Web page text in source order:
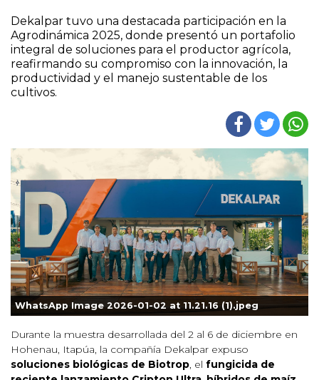
Dekalpar tuvo una destacada participación en la
Agrodinámica 2025, donde presentó un portafolio
integral de soluciones para el productor agrícola,
reafirmando su compromiso con la innovación, la
productividad y el manejo sustentable de los
cultivos.
WhatsApp Image 2026-01-02 at 11.21.16 (1).jpeg
Durante la muestra desarrollada del 2 al 6 de diciembre en
Hohenau, Itapúa, la compañía Dekalpar expuso
soluciones biológicas de Biotrop, el fungicida de